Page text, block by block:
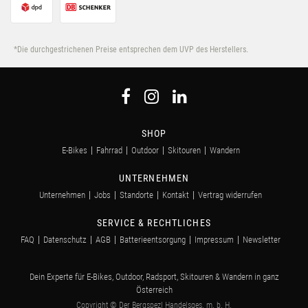
*Die durchgestrichenen Preise entsprechen dem UVP des Herstellers.
SHOP
E-Bikes Fahrrad Outdoor Skitouren Wandern
UNTERNEHMEN
Unternehmen Jobs Standorte Kontakt Vertrag widerrufen
SERVICE & RECHTLICHES
FAQ Datenschutz AGB Batterieentsorgung Impressum Newsletter
Dein Experte für E-Bikes, Outdoor, Radsport, Skitouren & Wandern in ganz
Österreich
Copyright © Der Bergspezl Handelsges. m. b. H.